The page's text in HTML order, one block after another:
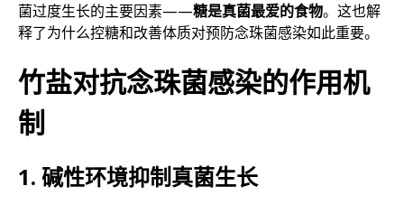
菌过度生长的主要因素——糖是真菌最爱的食物。这也解
释了为什么控糖和改善体质对预防念珠菌感染如此重要。
竹盐对抗念珠菌感染的作用机
制
1. 碱性环境抑制真菌生长